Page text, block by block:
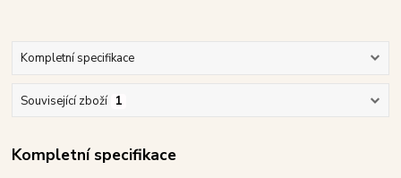
Kompletní specifikace
Související zboží 1
Kompletní specifikace